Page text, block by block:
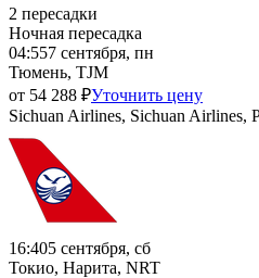
2 пересадки
Ночная пересадка
04:557 сентября, пн
Тюмень, TJM
от 54 288 ₽Уточнить цену
Sichuan Airlines, Sichuan Airlines,
16:405 сентября, сб
Токио, Нарита, NRT